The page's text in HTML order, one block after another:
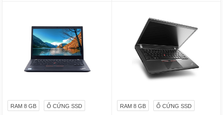
RAM 8 GB Ổ CỨNG SSD RAM 8 GB Ổ CỨNG SSD